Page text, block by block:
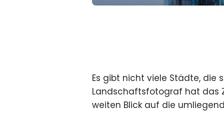
Es gibt nicht viele Städte, die
Landschaftsfotograf hat das
weiten Blick auf die